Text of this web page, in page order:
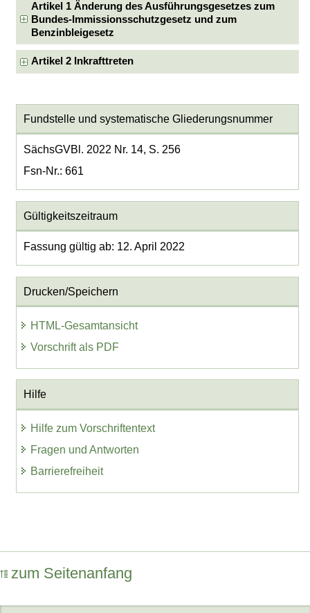
Artikel 1 Änderung des Ausführungsgesetzes zum
Bundes-Immissionsschutzgesetz und zum
Benzinbleigesetz
Artikel 2 Inkrafttreten
Fundstelle und systematische Gliederungsnummer
SächsGVBl. 2022 Nr. 14, S. 256
Fsn-Nr.: 661
Gültigkeitszeitraum
Fassung gültig ab: 12. April 2022
Drucken/Speichern
HTML-Gesamtansicht
Vorschrift als PDF
Hilfe
Hilfe zum Vorschriftentext
Fragen und Antworten
Barrierefreiheit
zum Seitenanfang